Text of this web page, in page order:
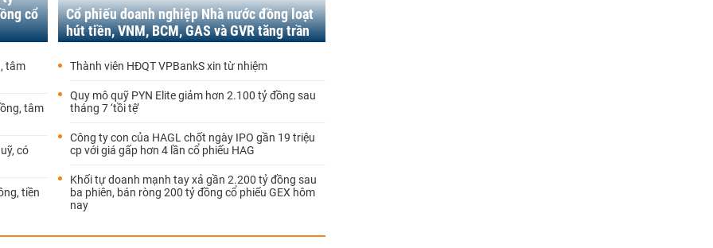
cổ
tâm
tâm
có
tiền
Cổ phiếu doanh nghiệp Nhà nước đồng loạt
hút tiền, VNM, BCM, GAS và GVR tăng trần
Thành viên HĐQT VPBankS xin từ nhiệm
Quy mô quỹ PYN Elite giảm hơn 2.100 tỷ đồng sau
tháng 7 ‘tồi tệ’
Công ty con của HAGL chốt ngày IPO gần 19 triệu
cp với giá gấp hơn 4 lần cổ phiếu HAG
Khối tự doanh mạnh tay xả gần 2.200 tỷ đồng sau
ba phiên, bán ròng 200 tỷ đồng cổ phiếu GEX hôm
nay